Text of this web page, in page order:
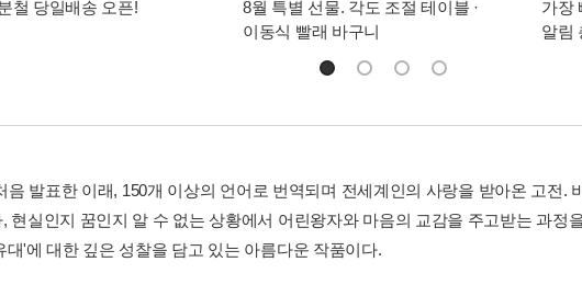
철 당일배송 오픈!
8월 특별 선물. 각도 조절 테이블 ·
이동식 빨래 바구니
가장
알림
음 발표한 이래, 150개 이상의 언어로 번역되며 전세계인의 사랑을 받아온 고전.
현실인지 꿈인지 알 수 없는 상황에서 어린왕자와 마음의 교감을 주고받는 과정
대'에 대한 깊은 성찰을 담고 있는 아름다운 작품이다.